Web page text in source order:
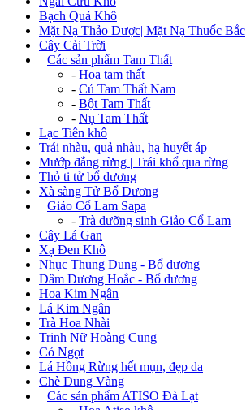
Bạch Quả Khô
Mặt Nạ Thảo Dược| Mặt Nạ Thuốc Bắc
Cây Cải Trời
Các sản phẩm Tam Thất
- Hoa tam thất
- Củ Tam Thất Nam
- Bột Tam Thất
- Nụ Tam Thất
Lạc Tiên khô
Trái nhàu, quả nhàu, hạ huyết áp
Mướp đắng rừng | Trái khổ qua rừng
Thỏ ti tử bổ dương
Xà sàng Tử Bổ Dương
Giảo Cổ Lam Sapa
- Trà dưỡng sinh Giảo Cổ Lam
Cây Lá Gan
Xạ Đen Khô
Nhục Thung Dung - Bổ dương
Dâm Dương Hoắc - Bổ dương
Hoa Kim Ngân
Lá Kim Ngân
Trà Hoa Nhài
Trinh Nữ Hoàng Cung
Cỏ Ngọt
Lá Hồng Rừng hết mụn, đẹp da
Chè Dung Vàng
Các sản phẩm ATISO Đà Lạt